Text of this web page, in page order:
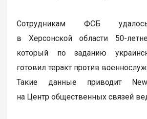
Сотрудникам ФСБ
в Херсонской области 50-
который по заданию
готовил теракт против
Такие данные приводит
на Центр общественных связей